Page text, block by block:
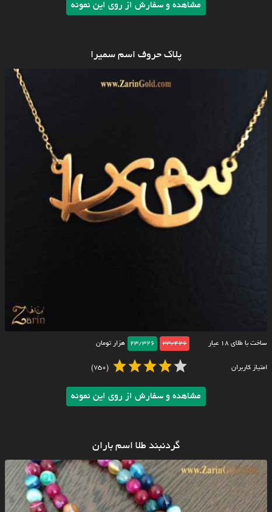
مشاهده و سفارش از روی این نمونه
پلاک حروف اسم سمیرا
ساخت با طلای ۱۸ عیار 23/426
23/326 هزار تومان
امتیاز کاربران (750)
مشاهده و سفارش از روی این نمونه
گردنبند طلا اسم باران